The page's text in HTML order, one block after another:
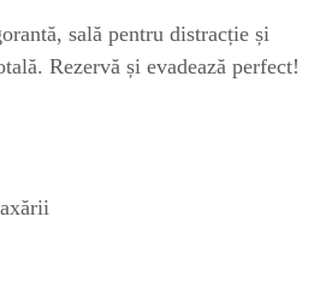
sală pentru distracție și
Rezervă și evadează perfect!